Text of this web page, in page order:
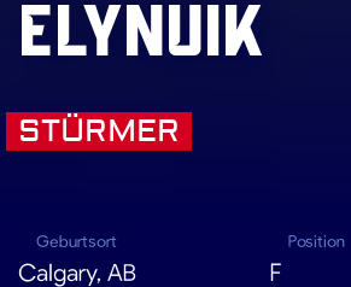
ELYNUIK
STÜRMER
Geburtsort
Calgary, AB
Position
F